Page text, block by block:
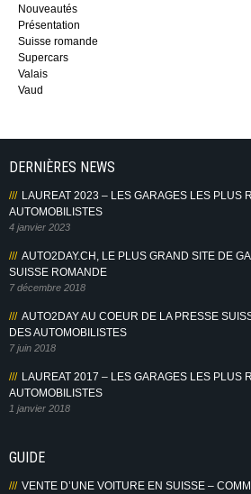
Nouveautés
Présentation
Suisse romande
Supercars
Valais
Vaud
DERNIÈRES NEWS
LAUREAT 2023 – LES GARAGES LES PLUS
AUTOMOBILISTES
4 janvier 2023
AUTO2DAY.CH, LE PLUS GRAND SITE DE
SUISSE ROMANDE
7 décembre 2018
AUTO2DAY AU COEUR DE LA PRESSE
DES AUTOMOBILISTES
7 juin 2018
LAUREAT 2017 – LES GARAGES LES PLUS
AUTOMOBILISTES
1 janvier 2018
GUIDE
VENTE D’UNE VOITURE EN SUISSE –